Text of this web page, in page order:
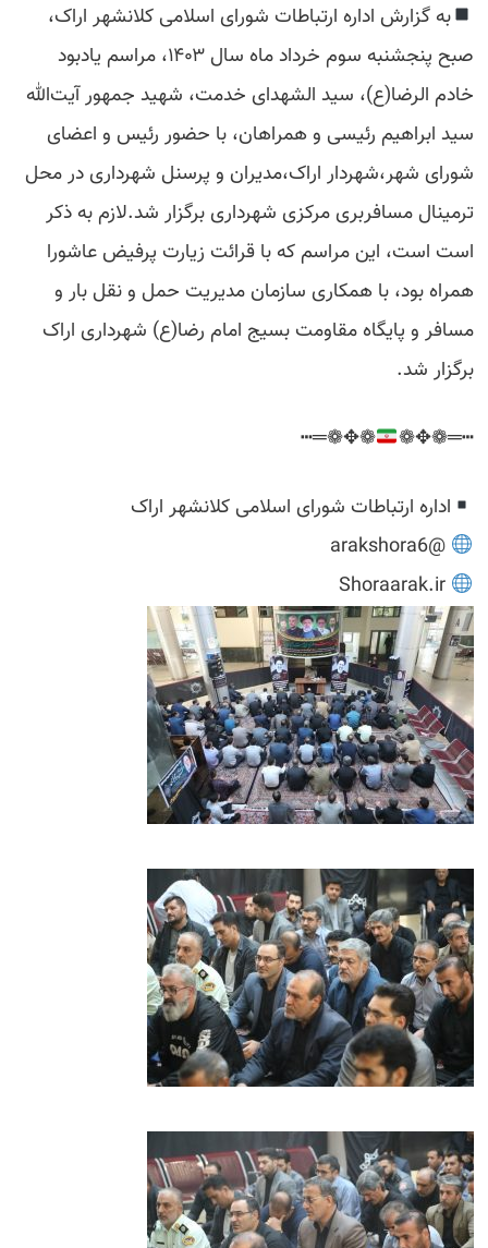
به گزارش اداره ارتباطات شورای اسلامی کلانشهر اراک،
صبح پنجشنبه سوم خرداد ماه سال ۱۴۰۳، مراسم یادبود
خادم الرضا(ع)، سید الشهدای خدمت، شهید جمهور آیت‌الله
سید ابراهیم رئیسی و همراهان، با حضور رئیس و اعضای
شورای شهر،شهردار اراک،مدیران و پرسنل شهرداری در محل
ترمینال مسافربری مرکزی شهرداری برگزار شد.لازم به ذکر
است است، این مراسم که با قرائت زیارت پرفیض عاشورا
همراه بود، با همکاری سازمان مدیریت حمل و نقل بار و
مسافر و پایگاه مقاومت بسیج امام رضا(ع) شهرداری اراک
برگزار شد.
┅═❁✥❁
❁✥❁═┅
اداره ارتباطات شورای اسلامی کلانشهر اراک
@arakshora6
Shoraarak.ir